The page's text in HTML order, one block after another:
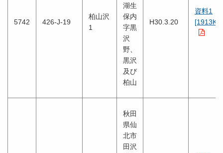
5742 426-J-19
柏山沢
1
湖生
保内
字黒
沢
野、
黒沢
及び
柏山
H30.3.20
資料1
[1913KB]
秋田
県仙
北市
田沢